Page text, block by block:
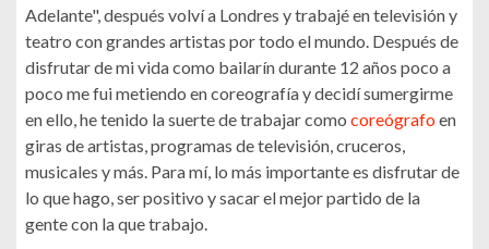
Adelante", después volví a Londres y trabajé en televisión y
teatro con grandes artistas por todo el mundo. Después de
disfrutar de mi vida como bailarín durante 12 años poco a
poco me fui metiendo en coreografía y decidí sumergirme
en ello, he tenido la suerte de trabajar como coreógrafoen
giras de artistas, programas de televisión, cruceros,
musicales y más. Para mí, lo más importante es disfrutar de
lo que hago, ser positivo y sacar el mejor partido de la
gente con la que trabajo.